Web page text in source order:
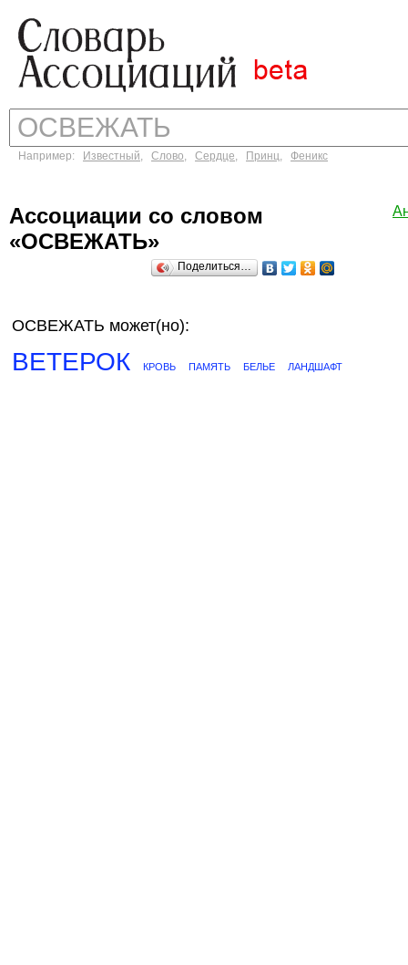
Например: Известный, Слово, Сердце, Принц, Феникс
Ассоциации со словом
«ОСВЕЖАТЬ»
Поделиться…
ОСВЕЖАТЬ может(но):
ВЕТЕРОК КРОВЬ ПАМЯТЬ БЕЛЬЕ ЛАНДШАФТ